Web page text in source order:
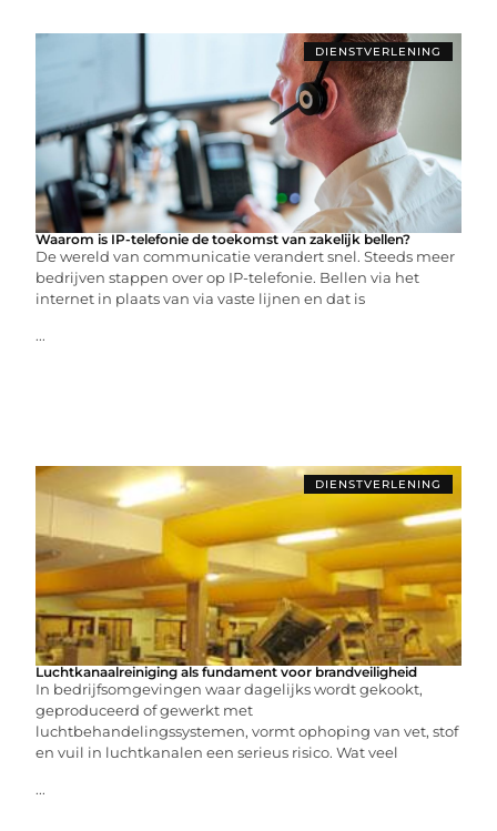
DIENSTVERLENING
Waarom is IP-telefonie de toekomst van zakelijk bellen?
De wereld van communicatie verandert snel. Steeds meer
bedrijven stappen over op IP-telefonie. Bellen via het
internet in plaats van via vaste lijnen en dat is
...
DIENSTVERLENING
Luchtkanaalreiniging als fundament voor brandveiligheid
In bedrijfsomgevingen waar dagelijks wordt gekookt,
geproduceerd of gewerkt met
luchtbehandelingssystemen, vormt ophoping van vet, stof
en vuil in luchtkanalen een serieus risico. Wat veel
...